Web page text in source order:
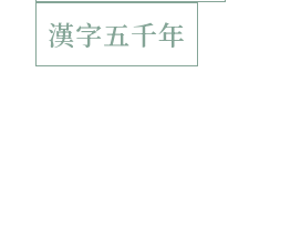
漢字五千年